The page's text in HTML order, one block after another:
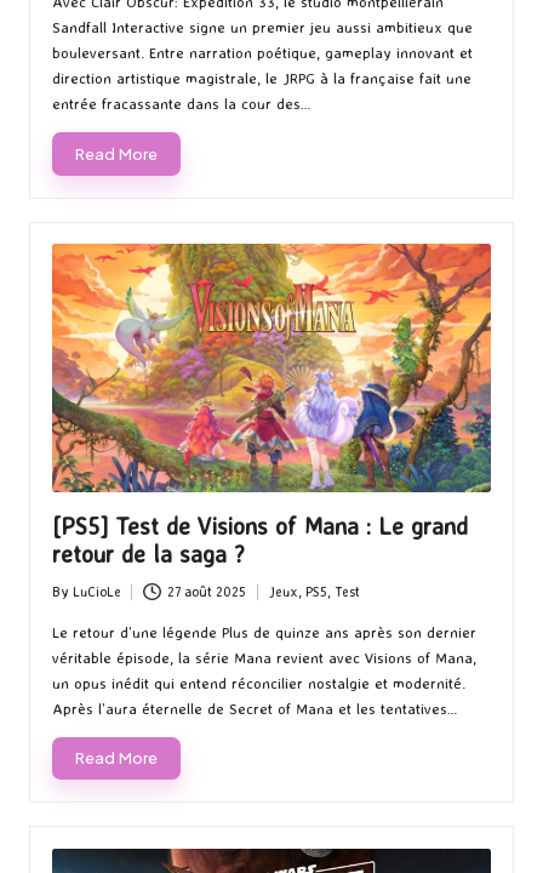
Sandfall Interactive signe un premier jeu aussi ambitieux que
bouleversant. Entre narration poétique, gameplay innovant et
direction artistique magistrale, le JRPG à la française fait une
entrée fracassante dans la cour des…
Read More
[PS5] Test de Visions of Mana : Le grand
retour de la saga ?
Posted
by
By LuCioLe 27 août 2025
Posted
in
Jeux, PS5, Test
Le retour d’une légende Plus de quinze ans après son dernier
véritable épisode, la série Mana revient avec Visions of Mana,
un opus inédit qui entend réconcilier nostalgie et modernité.
Après l’aura éternelle de Secret of Mana et les tentatives…
Read More